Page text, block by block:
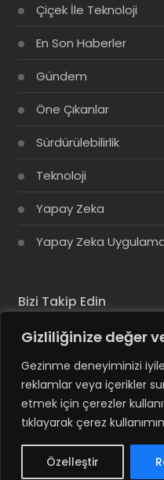
Gizliliğinize değer
Gezinme deneyiminizi
reklamlar veya içerikler
etmek için çerezler
tıklayarak çerez
Özelleştir
Çiçek İle Teknoloji
En Son Haberler
Gündem
Öne Çıkanlar
Sürdürülebilirlik
Teknoloji
Yapay Zeka
Yapay Zeka
Bizi Takip Edin
© Copyright